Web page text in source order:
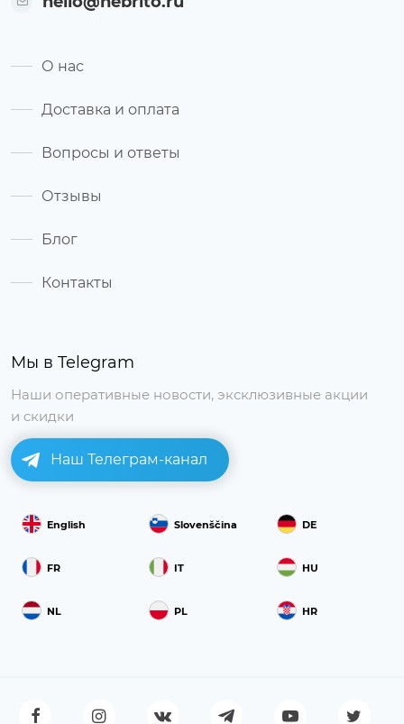
Мы в Telegram
Наши оперативные новости, эксклюзивные акции
и скидки
Наш Телеграм-канал
English Slovenščina DE
FR IT HU
NL PL HR
О нас
Доставка и оплата
Вопросы и ответы
Отзывы
Блог
Контакты